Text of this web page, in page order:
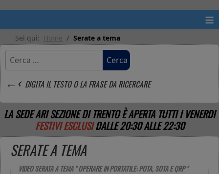
≡
Sei qui: Home
Serate a tema
Cerca
Cerca
←‹ DIGITA IL TESTO O LA FRASE DA RICERCARE
LA SEDE ARI SEZIONE DI TRENTO È APERTA TUTTI I VENERDI
FESTIVI ESCLUSI DALLE 20:30 ALLE 22:30
SERATE A TEMA
VIDEO SERATA A TEMA " OPERARE IN PORTATILE: POTA, SOTA E QRP "